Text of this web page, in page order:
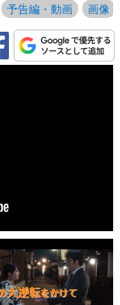
予告編・動画 画像